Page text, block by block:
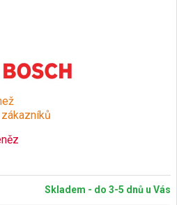
Skladem - do 3-5 dnů u Vás